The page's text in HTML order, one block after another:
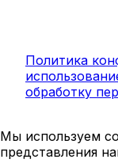
Политика
обработку
Мы используем
представления